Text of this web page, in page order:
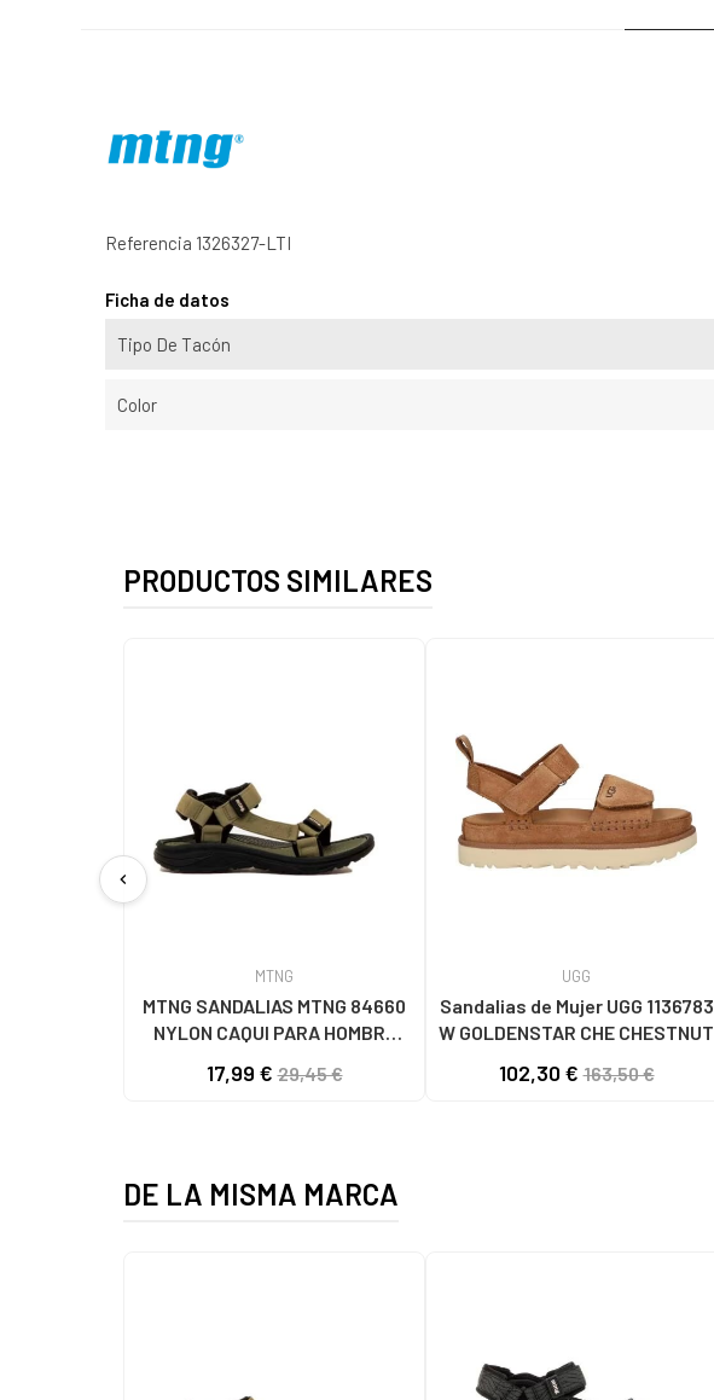
Referencia 1326327-LTI
Ficha de datos
Tipo De Tacón
Color
PRODUCTOS SIMILARES
chevron_left
MTNG
MTNG SANDALIAS MTNG 84660
NYLON CAQUI PARA HOMBRE
17,99 €29,45 €
UGG
Sandalias de Mujer UGG 1136783
W GOLDENSTAR CHE CHESTNUT
102,30 €163,50 €
DE LA MISMA MARCA